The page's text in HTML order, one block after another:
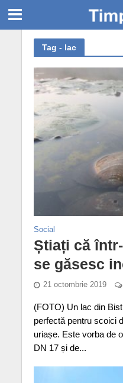
Tag - lac
Social
Știați că
se găsesc
21 octombrie 2019
(FOTO) Un lac din
perfectă pentru scoici
uriașe. Este vorba de
DN 17 și de...